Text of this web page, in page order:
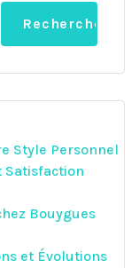
Rechercher
Style Personnel
Satisfaction
Bouygues
et Évolutions